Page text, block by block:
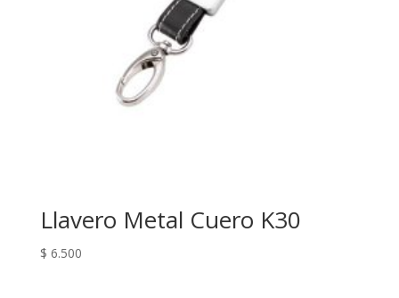
Llavero Metal Cuero K30
$ 6.500